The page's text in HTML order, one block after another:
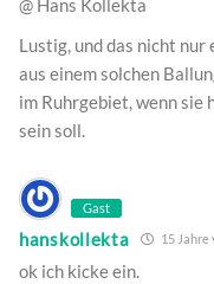
@ Hans Kollekta
Lustig, und das nicht nur
aus einem solchen
im Ruhrgebiet, wenn sie
sein soll.
Gast
hanskollekta 15 Jahre
ok ich kicke ein.